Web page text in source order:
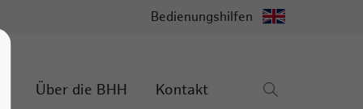
Bedienungshilfen
Über die BHH Kontakt